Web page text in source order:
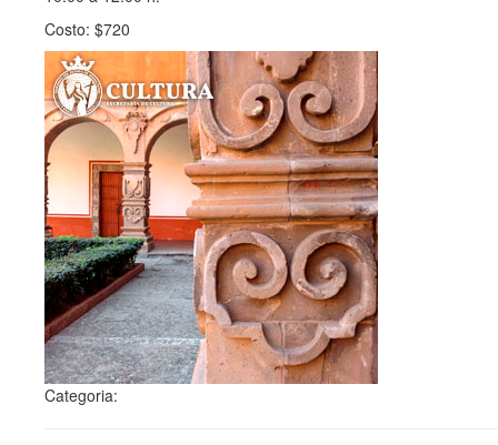
Costo: $720
Categoria: